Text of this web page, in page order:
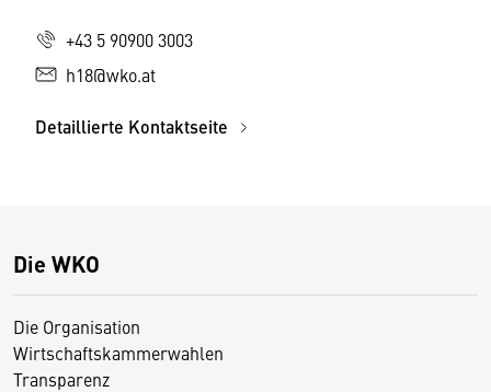
+43 5 90900 3003
h18@wko.at
Detaillierte Kontaktseite
Die WKO
Die Organisation
Wirtschaftskammerwahlen
Transparenz